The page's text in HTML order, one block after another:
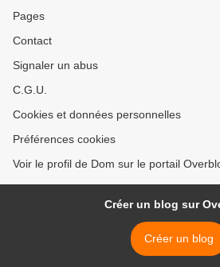
Pages
Contact
Signaler un abus
C.G.U.
Cookies et données personnelles
Préférences cookies
Voir le profil de Dom sur le portail
Créer un blog sur
Créer un blog